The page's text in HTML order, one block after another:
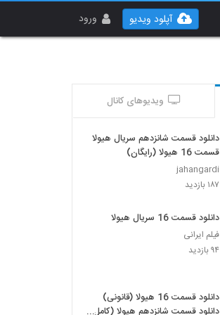
ورود آپلود ویدیو
ویدیوهای کانال
دانلود قسمت شانزدهم سریال هیولا
قسمت 16 هیولا (رایگان)
jahangardi
۱۸۷ بازدید
دانلود قسمت 16 سریال هیولا
فیلم ایرانی
۹۴ بازدید
دانلود قسمت 16 هیولا (قانونی)
دانلود قسمت شانزدهم هیولا (کامل)